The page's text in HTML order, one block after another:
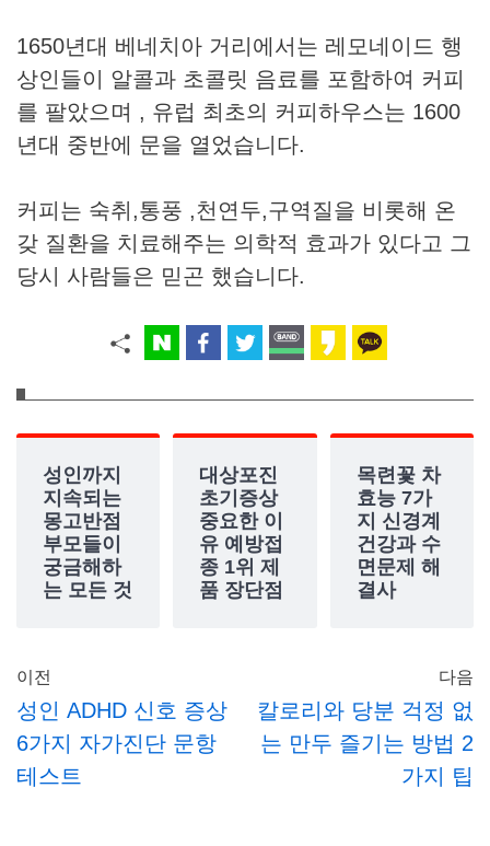
1650년대 베네치아 거리에서는 레모네이드 행
상인들이 알콜과 초콜릿 음료를 포함하여 커피
를 팔았으며 , 유럽 최초의 커피하우스는 1600
년대 중반에 문을 열었습니다.
커피는 숙취,통풍 ,천연두,구역질을 비롯해 온
갖 질환을 치료해주는 의학적 효과가 있다고 그
당시 사람들은 믿곤 했습니다.
성인까지
지속되는
몽고반점
부모들이
궁금해하
는 모든 것
대상포진
초기증상
중요한 이
유 예방접
종 1위 제
품 장단점
목련꽃 차
효능 7가
지 신경계
건강과 수
면문제 해
결사
이전
성인 ADHD 신호 증상
6가지 자가진단 문항
테스트
다음
칼로리와 당분 걱정 없
는 만두 즐기는 방법 2
가지 팁